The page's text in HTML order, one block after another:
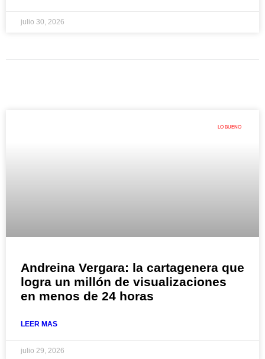
julio 30, 2026
LO BUENO
Andreina Vergara: la cartagenera que
logra un millón de visualizaciones
en menos de 24 horas
LEER MAS
julio 29, 2026